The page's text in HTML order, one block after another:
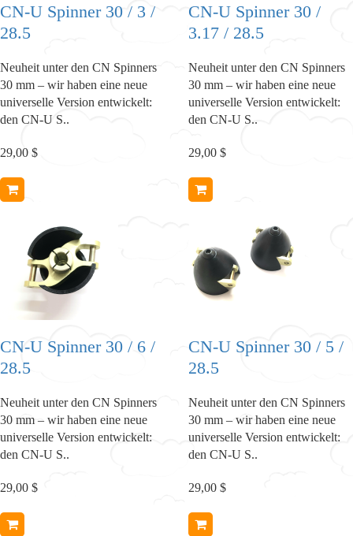
CN-U Spinner 30 / 3 /
28.5
Neuheit unter den CN Spinners
30 mm – wir haben eine neue
universelle Version entwickelt:
den CN-U S..
29,00 $
CN-U Spinner 30 /
3.17 / 28.5
Neuheit unter den CN Spinners
30 mm – wir haben eine neue
universelle Version entwickelt:
den CN-U S..
29,00 $
CN-U Spinner 30 / 6 /
28.5
Neuheit unter den CN Spinners
30 mm – wir haben eine neue
universelle Version entwickelt:
den CN-U S..
29,00 $
CN-U Spinner 30 / 5 /
28.5
Neuheit unter den CN Spinners
30 mm – wir haben eine neue
universelle Version entwickelt:
den CN-U S..
29,00 $